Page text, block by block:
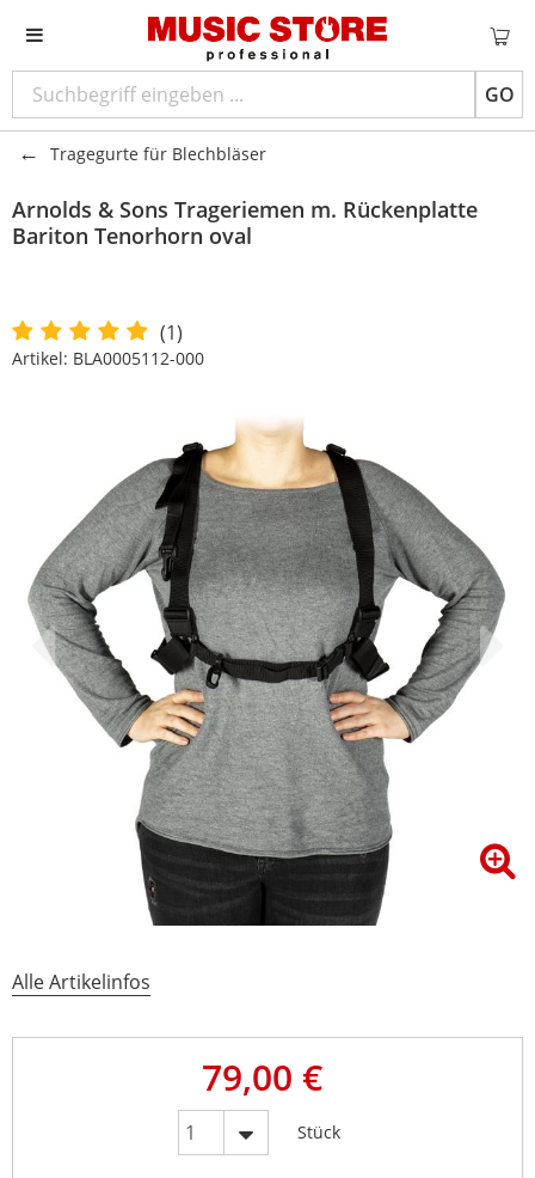
GO
Tragegurte für Blechbläser
Arnolds & Sons Trageriemen m. Rückenplatte
Bariton Tenorhorn oval
(1)
Artikel: BLA0005112-000
Alle Artikelinfos
79,00 €
Stück